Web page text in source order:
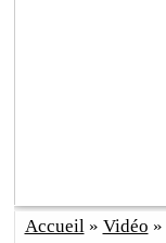
Accueil» Vidéo »